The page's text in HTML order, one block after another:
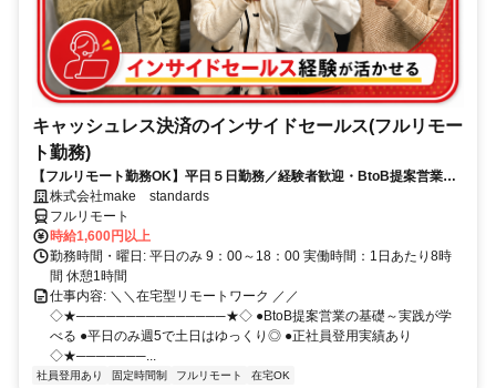
キャッシュレス決済のインサイドセールス(フルリモー
ト勤務)
【フルリモート勤務OK】平日５日勤務／経験者歓迎・BtoB提案営業で
スキルアップ
株式会社make standards
フルリモート
時給1,600円以上
勤務時間・曜日: 平日のみ 9：00～18：00 実働時間：1日あたり8時
間 休憩1時間
仕事内容: ＼＼在宅型リモートワーク ／／
◇★───────────────★◇ ●BtoB提案営業の基礎～実践が学
べる ●平日のみ週5で土日はゆっくり◎ ●正社員登用実績あり
◇★───────...
社員登用あり 固定時間制 フルリモート 在宅OK